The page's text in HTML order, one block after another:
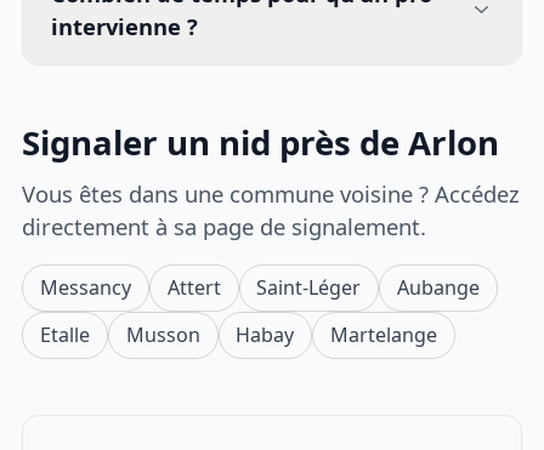
intervienne ?
Signaler un nid près de Arlon
Vous êtes dans une commune voisine ? Accédez
directement à sa page de signalement.
Messancy Attert Saint-Léger
Aubange
Etalle
Musson Habay Martelange